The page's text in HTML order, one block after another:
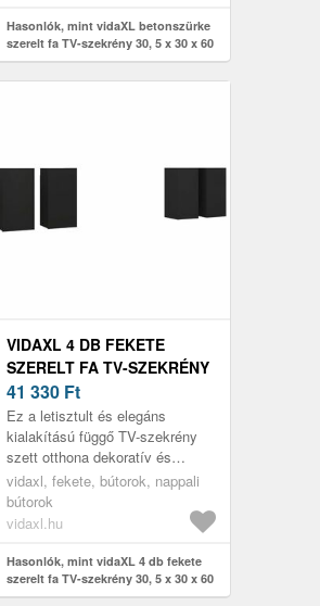
Hasonlók, mint vidaXL betonszürke
szerelt fa TV-szekrény 30, 5 x 30 x 60
cm
VIDAXL 4 DB FEKETE
SZERELT FA TV-SZEKRÉNY
30, 5 X 30 X 60 CM
41 330 Ft
Ez a letisztult és elegáns
kialakítású függő TV-szekrény
szett otthona dekoratív és
praktikus kiegészítője lesz.
vidaxl, fekete, bútorok, nappali
bútorok
vidaxl.hu
Hasonlók, mint vidaXL 4 db fekete
szerelt fa TV-szekrény 30, 5 x 30 x 60
cm